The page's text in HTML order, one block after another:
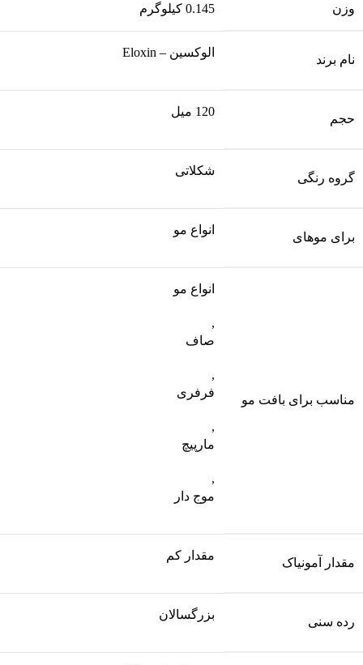
وزن 0.145 کیلوگرم
نام برند
الوکسین – Eloxin
حجم
120 میل
گروه رنگی
شکلاتی
برای موهای
انواع مو
مناسب برای بافت مو
انواع مو
,
صاف
,
فرفری
,
مارپیچ
,
موج دار
مقدار آمونیاک
مقدار کم
رده سنی
بزرگسالان